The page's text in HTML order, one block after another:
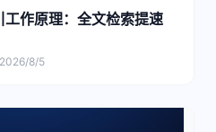
作原理：全文检索提速
2026/8/5